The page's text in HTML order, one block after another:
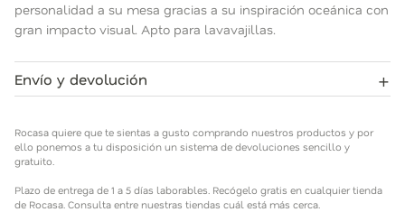
personalidad a su mesa gracias a su inspiración oceánica con
gran impacto visual. Apto para lavavajillas.
Envío y devolución +
productos y por ello ponemos a tu disposición un sistema de
devoluciones sencillo y gratuito.
cualquier tienda de Rocasa. Consulta entre nuestras tiendas
Rocasa quiere que te sientas a gusto comprando nuestros productos y por
ello ponemos a tu disposición un sistema de devoluciones sencillo y
gratuito.
Plazo de entrega de 1 a 5 días laborables. Recógelo gratis en cualquier tienda
de Rocasa. Consulta entre nuestras tiendas cuál está más cerca.